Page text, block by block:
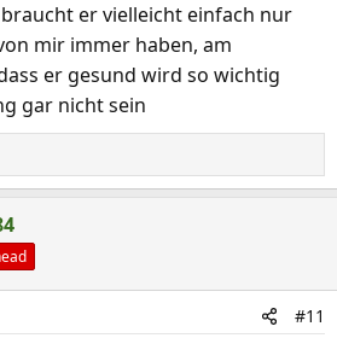
er vielleicht einfach nur
mir immer haben, am
er gesund wird so wichtig
gar nicht sein
#11